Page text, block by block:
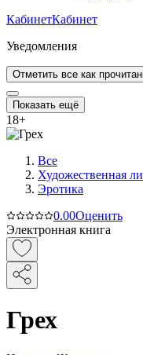
КабинетКабинет
Уведомления
Отметить все как
Показать ещё
18+
Все
Художественная
Эротика
0.00Оценить
Электронная книга
Грех